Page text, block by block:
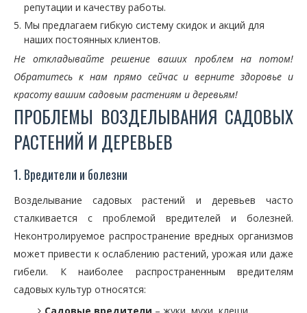
репутации и качеству работы.
Мы предлагаем гибкую систему скидок и акций для
наших постоянных клиентов.
Не откладывайте решение ваших проблем на потом!
Обратитесь к нам прямо сейчас и верните здоровье и
красоту вашим садовым растениям и деревьям!
ПРОБЛЕМЫ ВОЗДЕЛЫВАНИЯ САДОВЫХ
РАСТЕНИЙ И ДЕРЕВЬЕВ
1. Вредители и болезни
Возделывание садовых растений и деревьев часто
сталкивается с проблемой вредителей и болезней.
Неконтролируемое распространение вредных организмов
может привести к ослаблению растений, урожая или даже
гибели. К наиболее распространенным вредителям
садовых культур относятся: